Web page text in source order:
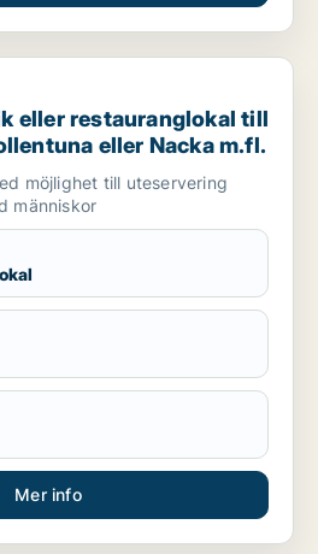
restauranglokal till salu i Järfälla,
eller restauranglokal till
eller Nacka m.fl.
möjlighet till uteservering
människor
Mer info